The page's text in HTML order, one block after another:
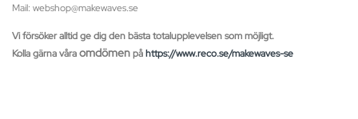
Mail: webshop@makewaves.se
Vi försöker alltid ge dig den bästa totalupplevelsen som möjligt.
Kolla gärna våraomdömenpåhttps://www.reco.se/makewaves-se